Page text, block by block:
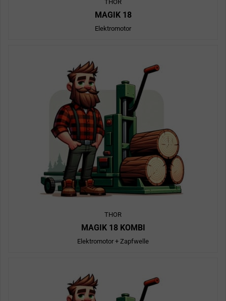
THOR
MAGIK 18
Elektromotor
THOR
MAGIK 18 KOMBI
Elektromotor + Zapfwelle